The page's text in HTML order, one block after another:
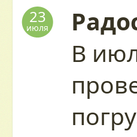
23
июля
В